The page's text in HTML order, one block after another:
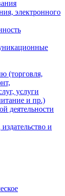
электронного
(торговля,
услуги
и пр.)
деятельности
и